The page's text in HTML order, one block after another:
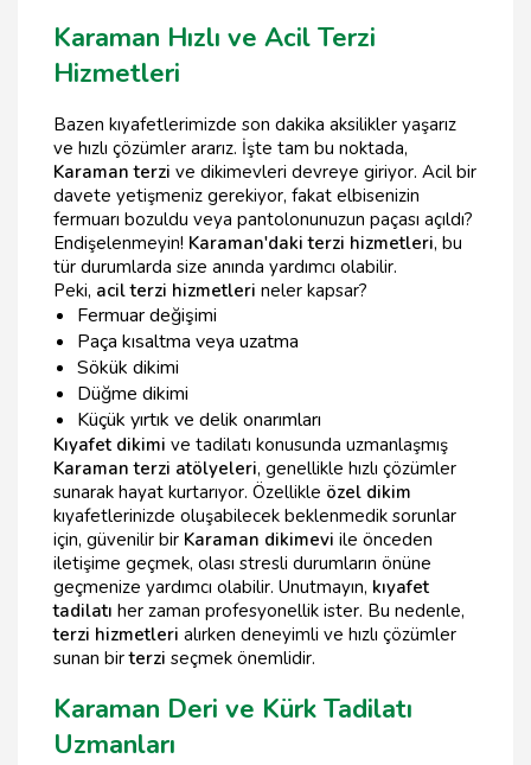
Karaman Hızlı ve Acil Terzi
Hizmetleri
Bazen kıyafetlerimizde son dakika aksilikler yaşarız
ve hızlı çözümler ararız. İşte tam bu noktada,
Karaman terzi ve dikimevleri devreye giriyor. Acil bir
davete yetişmeniz gerekiyor, fakat elbisenizin
fermuarı bozuldu veya pantolonunuzun paçası açıldı?
Endişelenmeyin! Karaman'daki terzi hizmetleri, bu
tür durumlarda size anında yardımcı olabilir.
Peki, acil terzi hizmetleri neler kapsar?
Fermuar değişimi
Paça kısaltma veya uzatma
Sökük dikimi
Düğme dikimi
Küçük yırtık ve delik onarımları
Kıyafet dikimi ve tadilatı konusunda uzmanlaşmış
Karaman terzi atölyeleri, genellikle hızlı çözümler
sunarak hayat kurtarıyor. Özellikle özel dikim
kıyafetlerinizde oluşabilecek beklenmedik sorunlar
için, güvenilir bir Karaman dikimevi ile önceden
iletişime geçmek, olası stresli durumların önüne
geçmenize yardımcı olabilir. Unutmayın, kıyafet
tadilatı her zaman profesyonellik ister. Bu nedenle,
terzi hizmetleri alırken deneyimli ve hızlı çözümler
sunan birterzi seçmek önemlidir.
Karaman Deri ve Kürk Tadilatı
Uzmanları